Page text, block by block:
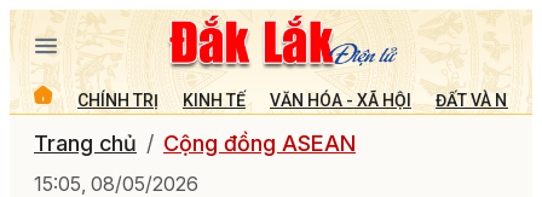
CHÍNH TRỊ KINH TẾ VĂN HÓA - XÃ HỘI ĐẤT VÀ
Trang chủ Cộng đồng ASEAN
15:05, 08/05/2026